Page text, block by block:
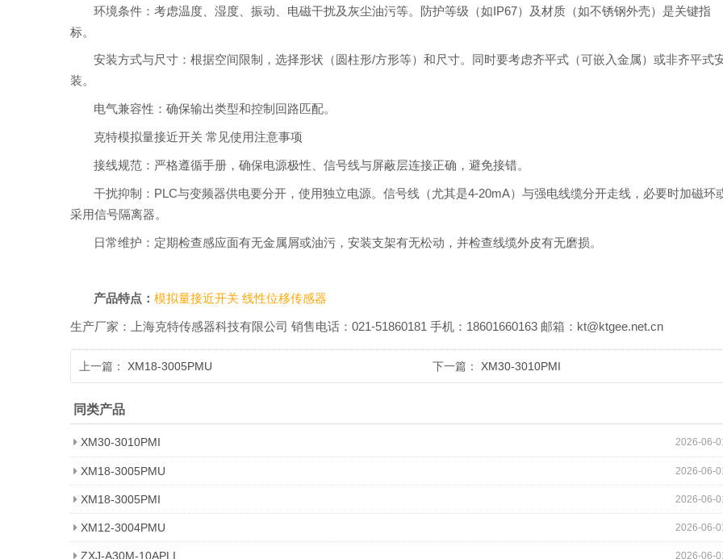
环境条件：考虑温度、湿度、振动、电磁干扰及灰尘油污等。防护等级（如IP67）及材质（如不锈钢外壳）是关键指
标。
安装方式与尺寸：根据空间限制，选择形状（圆柱形/方形等）和尺寸。同时要考虑齐平式（可嵌入金属）或非齐平式
装。
电气兼容性：确保输出类型和控制回路匹配。
克特模拟量接近开关 常见使用注意事项
接线规范：严格遵循手册，确保电源极性、信号线与屏蔽层连接正确，避免接错。
干扰抑制：PLC与变频器供电要分开，使用独立电源。信号线（尤其是4-20mA）与强电线缆分开走线，必要时加磁环
采用信号隔离器。
日常维护：定期检查感应面有无金属屑或油污，安装支架有无松动，并检查线缆外皮有无磨损。
产品特点：模拟量接近开关线性位移传感器
生产厂家：上海克特传感器科技有限公司 销售电话：021-51860181 手机：18601660163 邮箱：kt@ktgee.net.cn
上一篇： XM18-3005PMU 下一篇： XM30-3010PMI
同类产品
2026-06-
XM30-3010PMI
2026-06-
XM18-3005PMU
2026-06-
XM18-3005PMI
2026-06-
XM12-3004PMU
2026-06-
ZXJ-A30M-10APLI